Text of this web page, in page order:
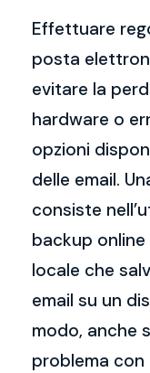
Effettuare
posta
evitare la
hardware o
opzioni
delle email.
consiste
backup online
locale che
email su un
modo, anche
problema